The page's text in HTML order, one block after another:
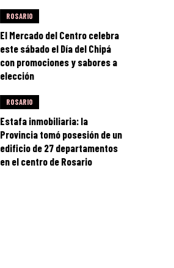
ROSARIO
El Mercado del Centro celebra
este sábado el Día del Chipá
con promociones y sabores a
elección
ROSARIO
Estafa inmobiliaria: la
Provincia tomó posesión de un
edificio de 27 departamentos
en el centro de Rosario